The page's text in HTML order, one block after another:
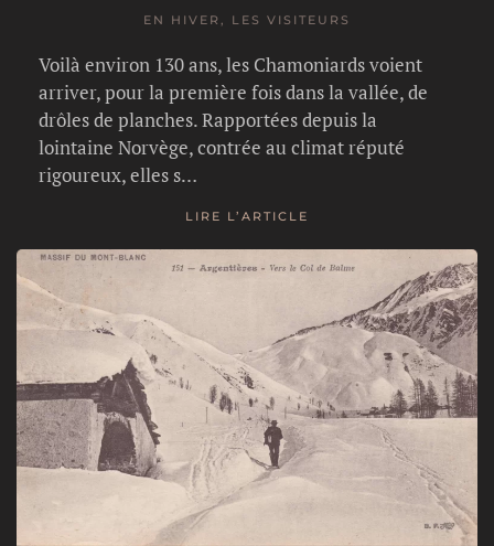
EN HIVER, LES VISITEURS
Voilà environ 130 ans, les Chamoniards voient
arriver, pour la première fois dans la vallée, de
drôles de planches. Rapportées depuis la
lointaine Norvège, contrée au climat réputé
rigoureux, elles s…
LIRE L’ARTICLE